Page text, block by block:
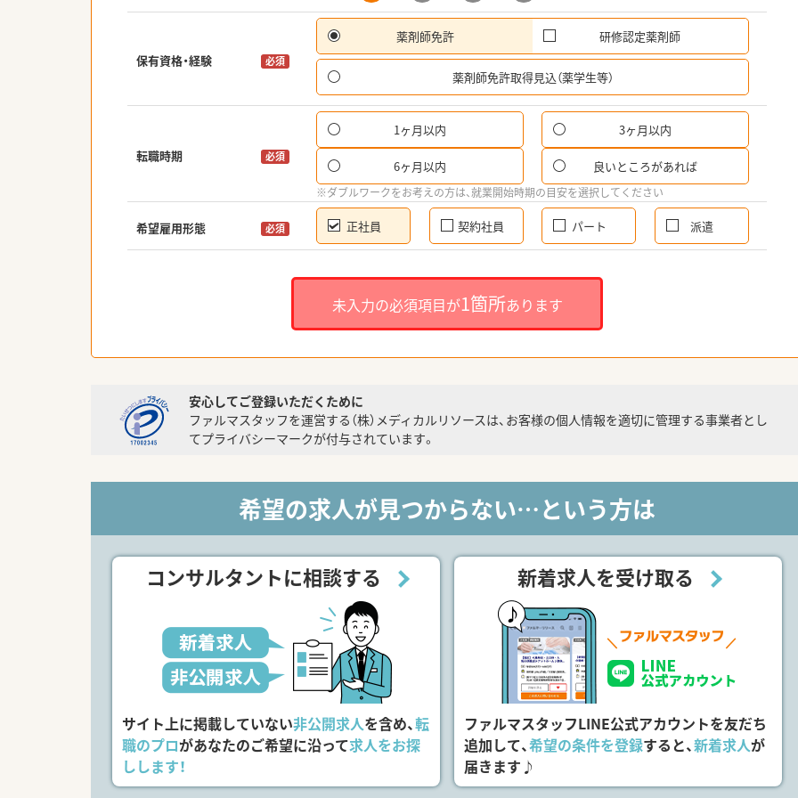
保有資格・経験 必須
薬剤師免許 研修認定薬剤師
薬剤師免許取得見込（薬学生等）
転職時期 必須
1ヶ月以内 3ヶ月以内
6ヶ月以内 良いところがあれば
※ダブルワークをお考えの方は、就業開始時期の目安を選択してください
希望雇用形態 必須 正社員 契約社員 パート 派遣
未入力の必須項目が1箇所あります
安心してご登録いただくために
ファルマスタッフを運営する（株）メディカルリソースは、お客様の個人情報を適切に管理する事業者とし
てプライバシーマークが付与されています。
希望の求人が見つからない…という方は
コンサルタントに相談する
サイト上に掲載していない非公開求人を含め、転
職のプロがあなたのご希望に沿って求人をお探
しします！
新着求人を受け取る
ファルマスタッフLINE公式アカウントを友だち
追加して、希望の条件を登録すると、新着求人が
届きます♪